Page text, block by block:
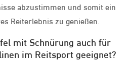
abzustimmen und somit ein
Reiterlebnis zu genießen.
mit Schnürung auch für
im Reitsport geeignet?